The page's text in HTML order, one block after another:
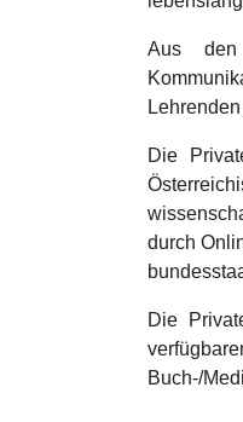
Aus den
Die
durch
Die
Buch-/